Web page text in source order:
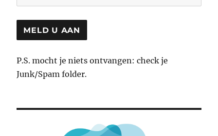
P.S. mocht je niets ontvangen: check je
Junk/Spam folder.